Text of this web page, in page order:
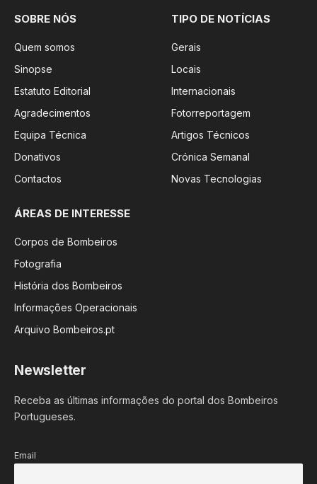
SOBRE NÓS
Quem somos
Sinopse
Estatuto Editorial
Agradecimentos
Equipa Técnica
Donativos
Contactos
TIPO DE NOTÍCIAS
Gerais
Locais
Internacionais
Fotorreportagem
Artigos Técnicos
Crónica Semanal
Novas Tecnologias
ÁREAS DE INTERESSE
Corpos de Bombeiros
Fotografia
História dos Bombeiros
Informações Operacionais
Arquivo Bombeiros.pt
Newsletter
Receba as últimas informações do portal dos Bombeiros
Portugueses.
Email